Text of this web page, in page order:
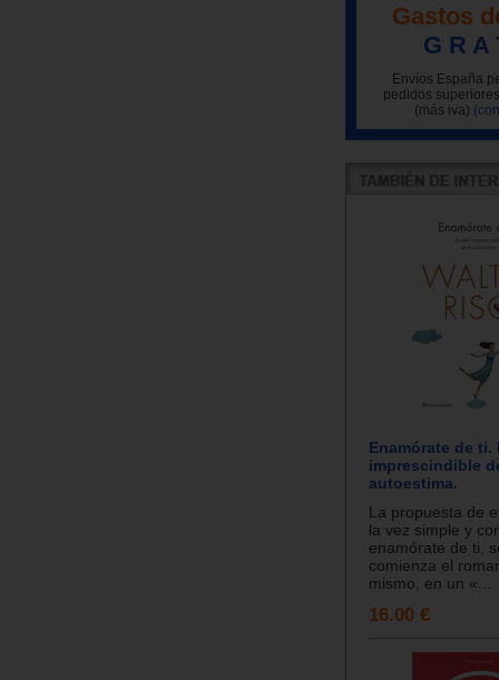
Gastos
G R A
Envíos España
pedidos
(más iva)
Enamórate de ti.
imprescindible
autoestima.
La propuesta de
la vez simple y
enamórate de ti,
comienza el
mismo, en un «...
16.00 €